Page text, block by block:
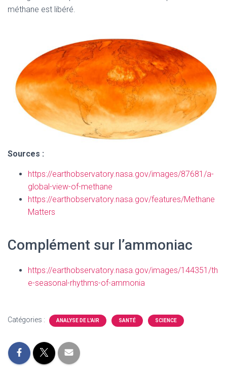
méthane est libéré.
Sources :
https://earthobservatory.nasa.gov/images/87681/a-
global-view-of-methane
https://earthobservatory.nasa.gov/features/Methane
Matters
Complément sur l’ammoniac
https://earthobservatory.nasa.gov/images/144351/th
e-seasonal-rhythms-of-ammonia
Catégories : ANALYSE DE L'AIR SANTÉ SCIENCE